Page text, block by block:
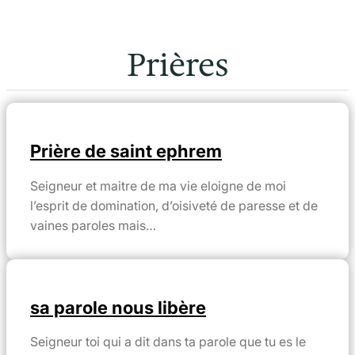
Prières
Prière de saint ephrem
Seigneur et maitre de ma vie eloigne de moi
l’esprit de domination, d’oisiveté de paresse et de
vaines paroles mais…
sa parole nous libère
Seigneur toi qui a dit dans ta parole que tu es le